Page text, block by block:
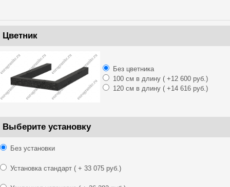
Цветник
Без цветника
100 см в длину ( +12 600 руб.)
120 см в длину ( +14 616 руб.)
Выберите установку
Без установки
Установка стандарт ( + 33 075 руб.)